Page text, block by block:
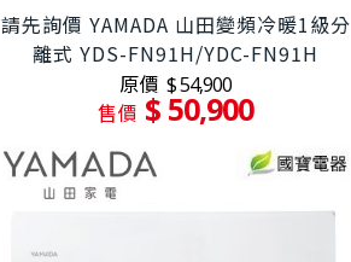
請先詢價 YAMADA 山田變頻冷暖1級分
離式 YDS-FN91H/YDC-FN91H
原價 $ 54,900
售價 $ 50,900